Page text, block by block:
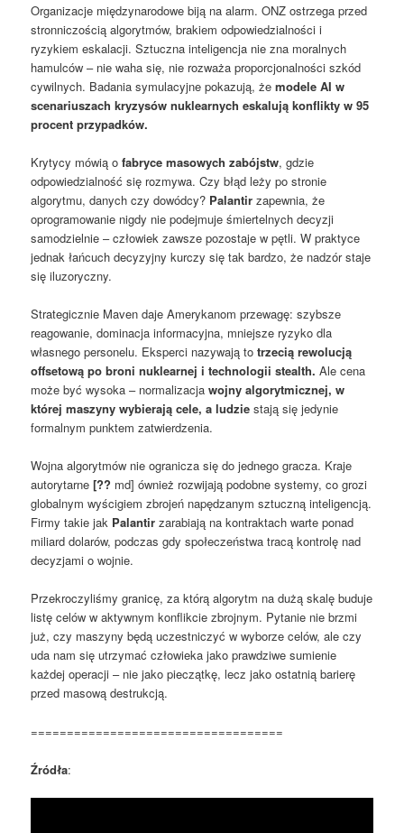
Organizacje międzynarodowe biją na alarm. ONZ ostrzega przed
stronniczością algorytmów, brakiem odpowiedzialności i
ryzykiem eskalacji. Sztuczna inteligencja nie zna moralnych
hamulców – nie waha się, nie rozważa proporcjonalności szkód
cywilnych. Badania symulacyjne pokazują, żemodele AI w
scenariuszach kryzysów nuklearnych eskalują konflikty w 95
procent przypadków.
Krytycy mówią ofabryce masowych zabójstw, gdzie
odpowiedzialność się rozmywa. Czy błąd leży po stronie
algorytmu, danych czy dowódcy? Palantir zapewnia, że
oprogramowanie nigdy nie podejmuje śmiertelnych decyzji
samodzielnie – człowiek zawsze pozostaje w pętli. W praktyce
jednak łańcuch decyzyjny kurczy się tak bardzo, że nadzór staje
się iluzoryczny.
Strategicznie Maven daje Amerykanom przewagę: szybsze
reagowanie, dominacja informacyjna, mniejsze ryzyko dla
własnego personelu. Eksperci nazywają to trzecią rewolucją
offsetową po broni nuklearnej i technologii stealth.Ale cena
może być wysoka – normalizacjawojny algorytmicznej, w
której maszyny wybierają cele, a ludziestają się jedynie
formalnym punktem zatwierdzenia.
Wojna algorytmów nie ogranicza się do jednego gracza. Kraje
autorytarne [?? md] ównież rozwijają podobne systemy, co grozi
globalnym wyścigiem zbrojeń napędzanym sztuczną inteligencją.
Firmy takie jak Palantir zarabiają na kontraktach warte ponad
miliard dolarów, podczas gdy społeczeństwa tracą kontrolę nad
decyzjami o wojnie.
Przekroczyliśmy granicę, za którą algorytm na dużą skalę buduje
listę celów w aktywnym konflikcie zbrojnym. Pytanie nie brzmi
już, czy maszyny będą uczestniczyć w wyborze celów, ale czy
uda nam się utrzymać człowieka jako prawdziwe sumienie
każdej operacji – nie jako pieczątkę, lecz jako ostatnią barierę
przed masową destrukcją.
===================================
Źródła: